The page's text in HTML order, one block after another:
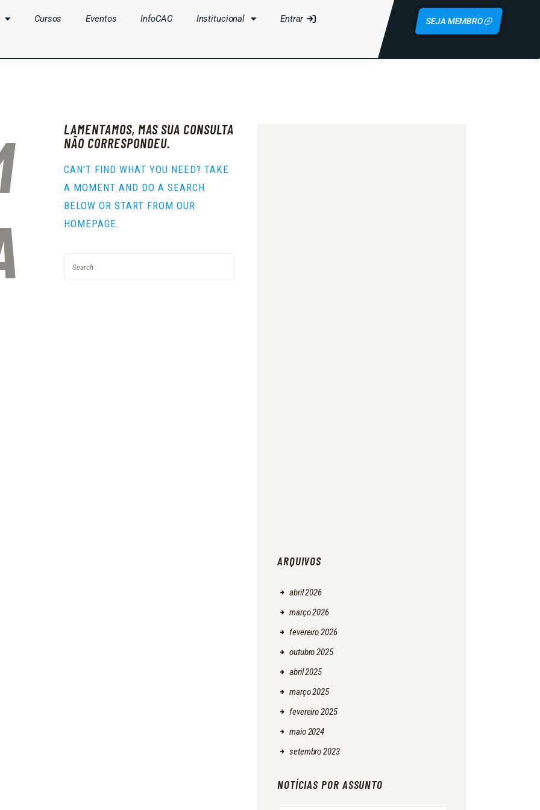
Cursos Eventos InfoCAC Institucional Entrar SEJA MEMBRO
INFOCAC
INSTITUCIONAL
ENTRAR
LAMENTAMOS, MAS SUA CONSULTA
NÃO CORRESPONDEU.
CAN'T FIND WHAT YOU NEED? TAKE
A MOMENT AND DO A SEARCH
BELOW OR START FROMOUR
HOMEPAGE.
ARQUIVOS
abril2026
março2026
fevereiro2026
outubro2025
abril2025
março2025
fevereiro2025
maio2024
setembro2023
NOTÍCIAS POR ASSUNTO